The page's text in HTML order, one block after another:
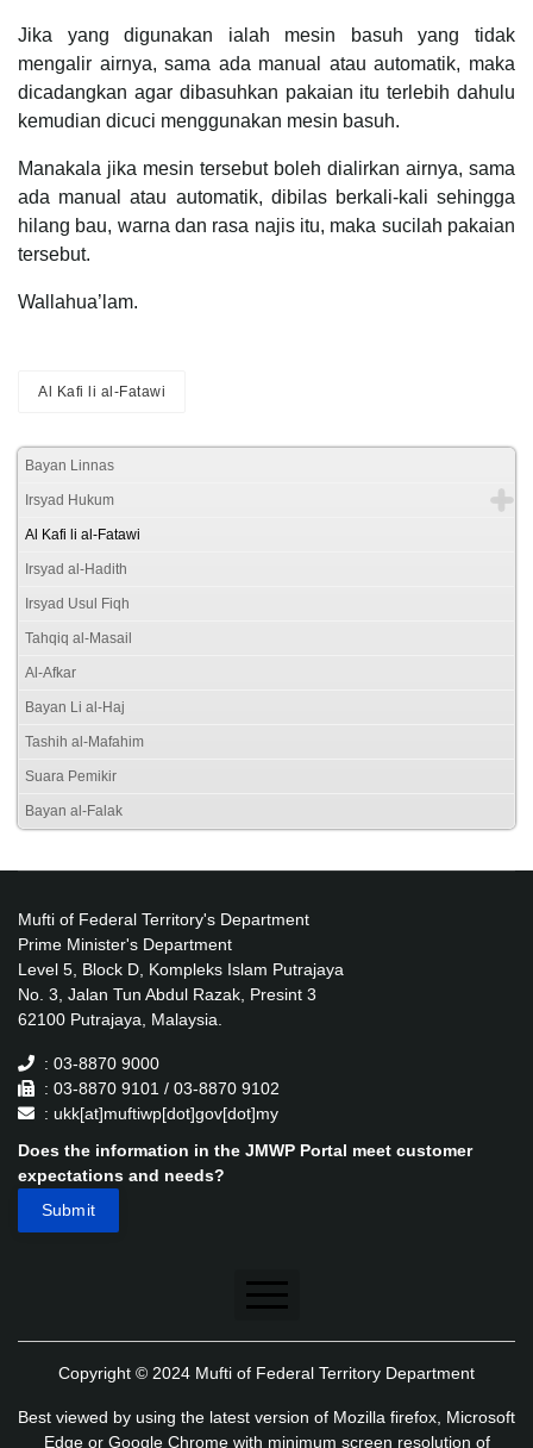
Jika yang digunakan ialah mesin basuh yang tidak
mengalir airnya, sama ada manual atau automatik, maka
dicadangkan agar dibasuhkan pakaian itu terlebih dahulu
kemudian dicuci menggunakan mesin basuh.
Manakala jika mesin tersebut boleh dialirkan airnya, sama
ada manual atau automatik, dibilas berkali-kali sehingga
hilang bau, warna dan rasa najis itu, maka sucilah pakaian
tersebut.
Wallahua’lam.
Al Kafi li al-Fatawi
Bayan Linnas
Irsyad Hukum
Al Kafi li al-Fatawi
Irsyad al-Hadith
Irsyad Usul Fiqh
Tahqiq al-Masail
Al-Afkar
Bayan Li al-Haj
Tashih al-Mafahim
Suara Pemikir
Bayan al-Falak
Mufti of Federal Territory's Department
Prime Minister's Department
Level 5, Block D, Kompleks Islam Putrajaya
No. 3, Jalan Tun Abdul Razak, Presint 3
62100 Putrajaya, Malaysia.
: 03-8870 9000
: 03-8870 9101 / 03-8870 9102
: ukk[at]muftiwp[dot]gov[dot]my
Does the information in the JMWP Portal meet customer
expectations and needs?
Disclaimer
Privacy Policy
Copyright © 2024 Mufti of Federal Territory Department
Best viewed by using the latest version of Mozilla firefox, Microsoft
Edge or Google Chrome with minimum screen resolution of